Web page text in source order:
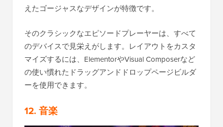
えたゴージャスなデザインが特徴です。
そのクラシックなエピソードプレーヤーは、すべて
のデバイスで見栄えがします。レイアウトをカスタ
マイズするには、ElementorやVisual Composerなど
の使い慣れたドラッグアンドドロップページビルダ
ーを使用できます。
12. 音楽